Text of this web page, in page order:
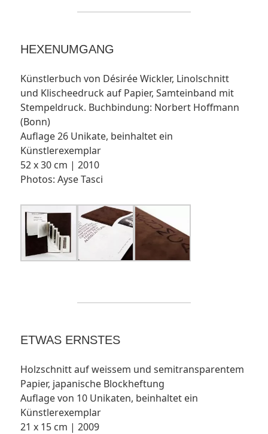
HEXENUMGANG
Künstlerbuch von Désirée Wickler, Linolschnitt
und Klischeedruck auf Papier, Samteinband mit
Stempeldruck. Buchbindung: Norbert Hoffmann
(Bonn)
Auflage 26 Unikate, beinhaltet ein
Künstlerexemplar
52 x 30 cm | 2010
Photos: Ayse Tasci
ETWAS ERNSTES
Holzschnitt auf weissem und semitransparentem
Papier, japanische Blockheftung
Auflage von 10 Unikaten, beinhaltet ein
Künstlerexemplar
21 x 15 cm | 2009